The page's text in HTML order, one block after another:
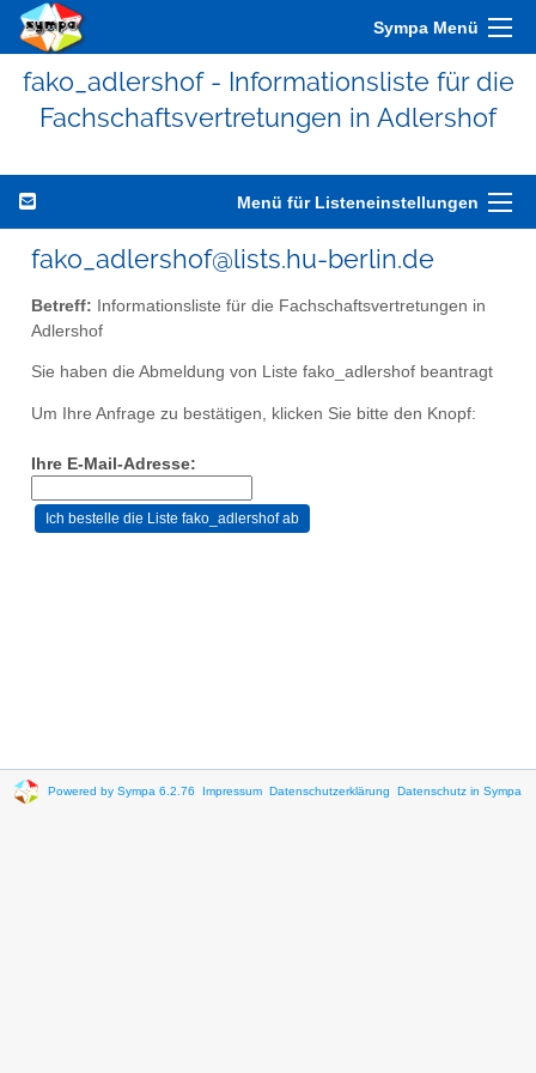
Sympa Menü
fako_adlershof - Informationsliste für die
Fachschaftsvertretungen in Adlershof
Menü für Listeneinstellungen
fako_adlershof@lists.hu-berlin.de
Betreff: Informationsliste für die Fachschaftsvertretungen in
Adlershof
Sie haben die Abmeldung von Liste fako_adlershof beantragt
Um Ihre Anfrage zu bestätigen, klicken Sie bitte den Knopf:
Ihre E-Mail-Adresse:
Powered by Sympa 6.2.76 Impressum Datenschutzerklärung Datenschutz in Sympa